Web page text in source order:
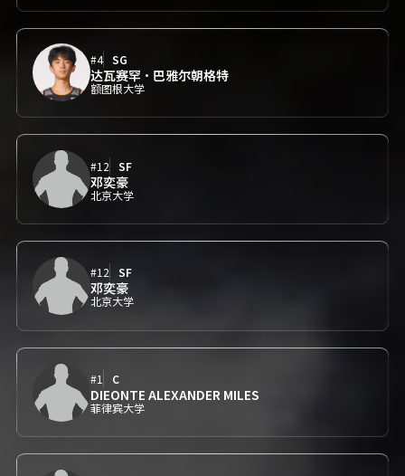
#4 SG
达瓦赛罕·巴雅尔朝格特
额图根大学
#12 SF
邓奕豪
北京大学
#12 SF
邓奕豪
北京大学
#1 C
DIEONTE ALEXANDER MILES
菲律宾大学